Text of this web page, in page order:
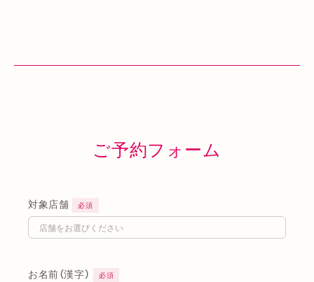
ご予約フォーム
対象店舗 必須
お名前（漢字） 必須